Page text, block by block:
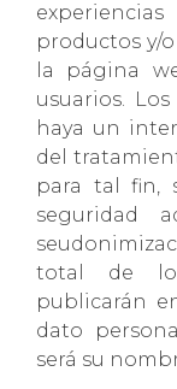
productos y/
la página
usuarios.
haya un
del
para tal fin,
seguridad
total de
publicarán
dato
será su